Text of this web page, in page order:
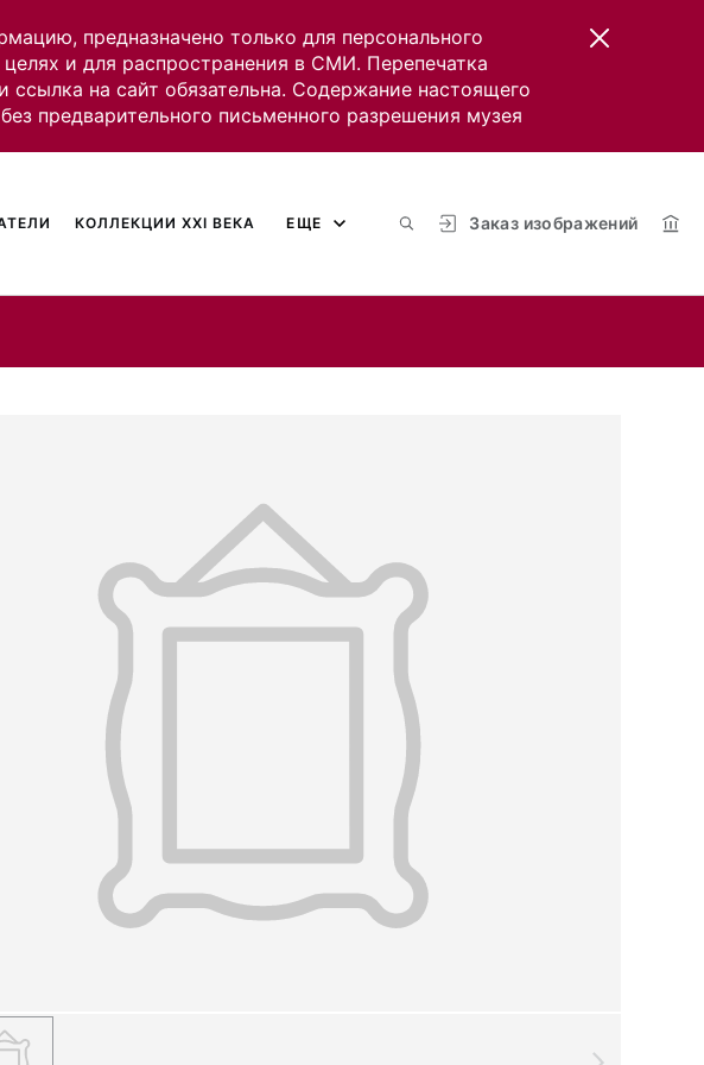
предназначено только для персонального
и для распространения в СМИ. Перепечатка
на сайт обязательна. Содержание настоящего
предварительного письменного разрешения музея
Заказ изображений
КОЛЛЕКЦИИ XXI ВЕКА ЕЩЕ